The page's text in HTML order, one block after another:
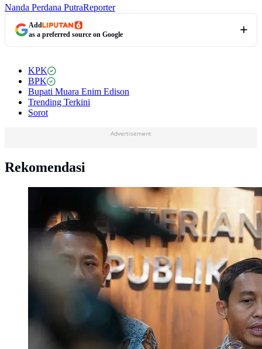
Nanda Perdana PutraReporter
Add
as a preferred source on Google
KPK
BPK
Bupati Muara Enim Edison
Trending Terkini
Sorot
Advertisement
Rekomendasi